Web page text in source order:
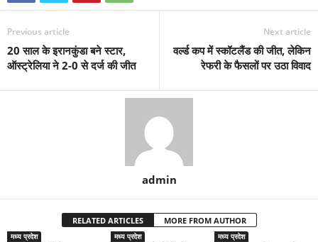
Previous article
20 साल के इरानकुंडा बने स्टार,
ऑस्ट्रेलिया ने 2-0 से दर्ज की जीत
Next article
वर्ल्ड कप में स्कॉटलैंड की जीत, लेकिन
रेफरी के फैसलों पर उठा विवाद
admin
RELATED ARTICLES MORE FROM AUTHOR
मध्य प्रदेश मध्य प्रदेश मध्य प्रदेश